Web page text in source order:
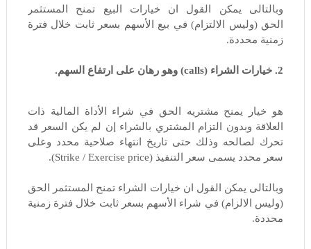
وبالتالى يمكن القول ان خيارات البيع تمنح المستثمر
الحق(وليس الالتزام)في بيع الأسهم بسعر ثابت خلال فترة
زمنية محددة.
2. خيارات الشراء (calls) وهو رهان على ارتفاع السهم.
هو خيار يمنح مشتريه الحق في شراء الأداة المالية ذات
العلاقة وبدون التزام المشتري بالشراء إن لم يكن السعر قد
تحرك لصالحه وذلك حتى تاريخ انتهاء صلاحية محدد وعلى
سعر محدد يسمى سعر التنفيذ (Strike / Exercise price).
وبالتالى يمكن القول ان خيارات الشراء تمنح المستثمر الحق
(وليس الالزام) في شراء الأسهم بسعر ثابت خلال فترة زمنية
محددة.